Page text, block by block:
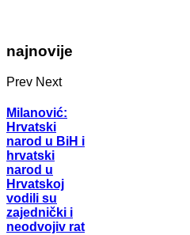
najnovije
Prev Next
Milanović:
Hrvatski
narod u BiH i
hrvatski
narod u
Hrvatskoj
vodili su
zajednički i
neodvojiv rat